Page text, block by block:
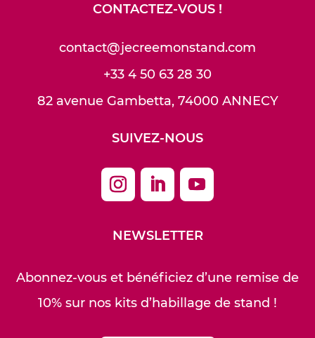
CONTACTEZ-VOUS !
contact@jecreemonstand.com
+33 4 50 63 28 30
82 avenue Gambetta, 74000 ANNECY
SUIVEZ-NOUS
NEWSLETTER
Abonnez-vous et bénéficiez d’une remise de
10% sur nos kits d’habillage de stand !